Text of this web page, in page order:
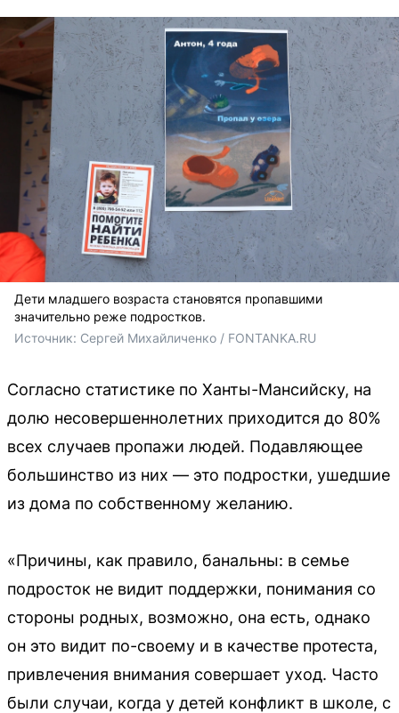
Дети младшего возраста становятся пропавшими
значительно реже подростков.
Источник: Сергей Михайличенко / FONTANKA.RU
Согласно статистике по Ханты-Мансийску, на
долю несовершеннолетних приходится до 80%
всех случаев пропажи людей. Подавляющее
большинство из них — это подростки, ушедшие
из дома по собственному желанию.
«Причины, как правило, банальны: в семье
подросток не видит поддержки, понимания со
стороны родных, возможно, она есть, однако
он это видит по-своему и в качестве протеста,
привлечения внимания совершает уход. Часто
были случаи, когда у детей конфликт в школе, с